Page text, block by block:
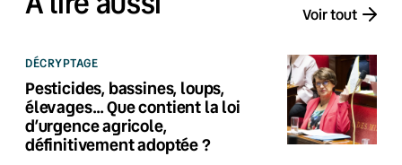
Voir tout
DÉCRYPTAGE
Pesticides, bassines, loups,
élevages… Que contient la loi
d’urgence agricole,
définitivement adoptée ?